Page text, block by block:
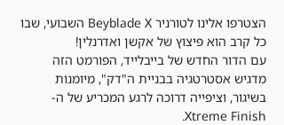
הצטרפו אלינו לטורניר Beyblade X השבועי, שבו
עם הדור החדש של בייבלייד, הפורמט הזה
מדגיש אסטרטגיה בבניית ה"דק", מיומנות
בשיגור, וציפייה דרוכה לרגע המכריע של ה-
Xtreme Finish.